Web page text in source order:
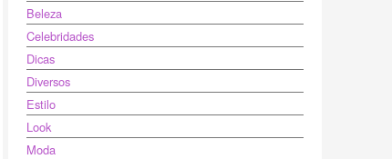
Beleza
Celebridades
Dicas
Diversos
Estilo
Look
Moda